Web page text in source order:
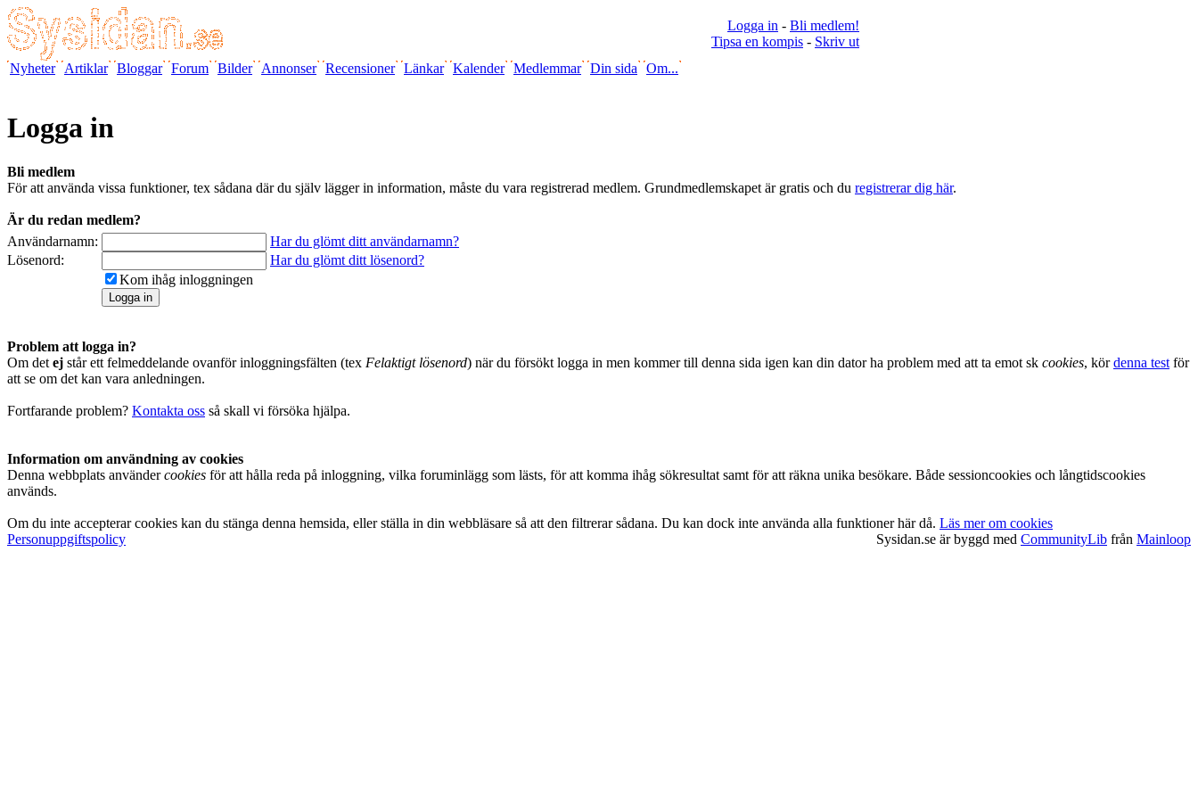
Logga in - Bli medlem!
Tipsa en kompis - Skriv ut
Nyheter
Artiklar Bloggar Forum Bilder Annonser Recensioner Länkar Kalender Medlemmar Din sida Om...
Logga in
Bli medlem
För att använda vissa funktioner, tex sådana där du själv lägger in information, måste du vara registrerad medlem. Grundmedlemskapet är gratis och du registrerar dig här.
Är du redan medlem?
Användarnamn:
Har du glömt ditt användarnamn?
Lösenord:
Har du glömt ditt lösenord?
Kom ihåg inloggningen
Problem att logga in?
Om det ej står ett felmeddelande ovanför inloggningsfälten (tex Felaktigt lösenord) när du försökt logga in men kommer till denna sida igen kan din dator ha problem med att ta emot sk cookies, kördenna test för
att se om det kan vara anledningen.
Fortfarande problem? Kontakta oss så skall vi försöka hjälpa.
Information om användning av cookies
Denna webbplats användercookies för att hålla reda på inloggning, vilka foruminlägg som lästs, för att komma ihåg sökresultat samt för att räkna unika besökare. Både sessioncookies och långtidscookies
används.
Om du inte accepterar cookies kan du stänga denna hemsida, eller ställa in din webbläsare så att den filtrerar sådana. Du kan dock inte använda alla funktioner här då. Läs mer om cookies
Sysidan.se är byggd med CommunityLib från Mainloop
Personuppgiftspolicy